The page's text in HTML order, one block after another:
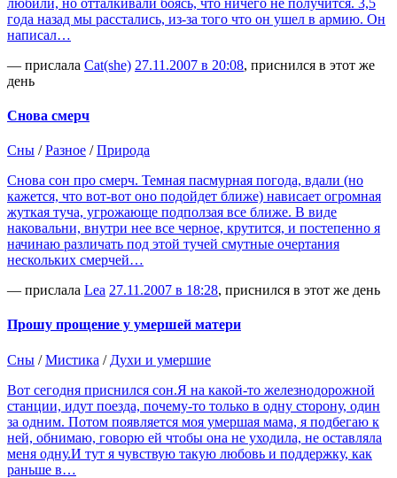
года назад мы расстались, из-за того что он ушел в армию. Он
написал…
— прислала Cat(she) 27.11.2007 в 20:08, приснился в этот же
день
Снова смерч
Сны /Разное /Природа
Снова сон про смерч. Темная пасмурная погода, вдали (но
кажется, что вот-вот оно подойдет ближе) нависает огромная
жуткая туча, угрожающе подползая все ближе. В виде
наковальни, внутри нее все черное, крутится, и постепенно я
начинаю различать под этой тучей смутные очертания
нескольких смерчей…
— прислала Lea 27.11.2007 в 18:28, приснился в этот же день
Прошу прощение у умершей матери
Сны /Мистика / Духи и умершие
Вот сегодня приснился сон.Я на какой-то железнодорожной
станции, идут поезда, почему-то только в одну сторону, один
за одним. Потом появляется моя умершая мама, я подбегаю к
ней, обнимаю, говорю ей чтобы она не уходила, не оставляла
меня одну.И тут я чувствую такую любовь и поддержку, как
раньше в…